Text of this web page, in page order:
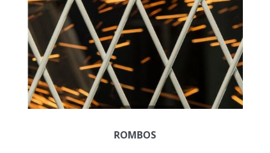
ROMBOS